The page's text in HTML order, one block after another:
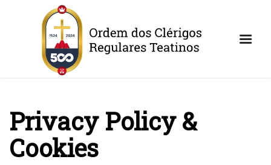
Privacy Policy &
Cookies